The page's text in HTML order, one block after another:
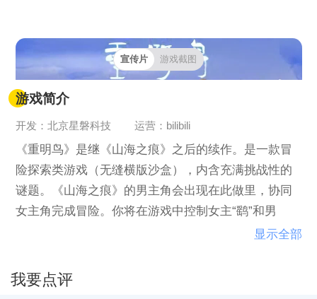
宣传片 游戏截图
游戏简介
开发：北京星磐科技 运营：bilibili
《重明鸟》是继《山海之痕》之后的续作。是一款冒
险探索类游戏（无缝横版沙盒），内含充满挑战性的
谜题。《山海之痕》的男主角会出现在此做里，协同
女主角完成冒险。你将在游戏中控制女主“鹞”和男
主“玄”这2名角色，去寻找传说中的重明鸟，来解决雾
显示全部
我要点评